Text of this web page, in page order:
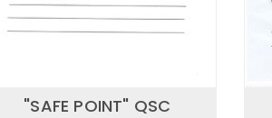
"SAFE POINT" QSC